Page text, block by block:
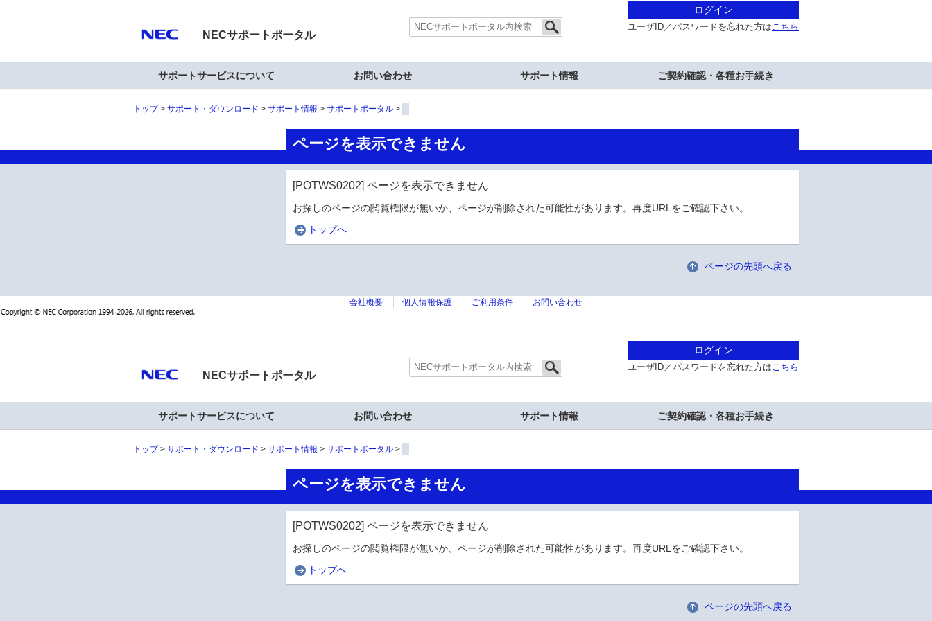
NECサポートポータル
ログイン
ユーザID／パスワードを忘れた方はこちら
サポートサービスについて お問い合わせ サポート情報 ご契約確認・各種お手続き
トップ サポート・ダウンロード サポート情報 サポートポータル
ページを表示できません
[POTWS0202] ページを表示できません
お探しのページの閲覧権限が無いか、ページが削除された可能性があります。再度URLをご確認下さい。
トップへ
ページの先頭へ戻る
会社概要 個人情報保護 ご利用条件 お問い合わせ
NECサポートポータル
ログイン
ユーザID／パスワードを忘れた方はこちら
サポートサービスについて お問い合わせ サポート情報 ご契約確認・各種お手続き
トップ サポート・ダウンロード サポート情報 サポートポータル
ページを表示できません
[POTWS0202] ページを表示できません
お探しのページの閲覧権限が無いか、ページが削除された可能性があります。再度URLをご確認下さい。
トップへ
ページの先頭へ戻る